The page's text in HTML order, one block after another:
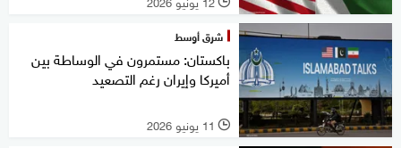
شرق أوسط
باكستان: مستمرون في الوساطة بين
أميركا وإيران رغم التصعيد
l 11 يونيو 2026